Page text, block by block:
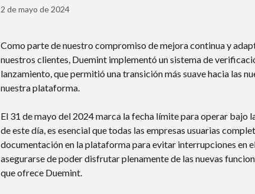
2 de mayo de 2024
Como parte de nuestro compromiso de mejora continua y
nuestros clientes, Duemint implementó un sistema de
lanzamiento, que permitió una transición más suave hacia las
nuestra plataforma.
El 31 de mayo del 2024 marca la fecha límite para operar bajo
de este día, es esencial que todas las empresas usuarias
documentación en la plataforma para evitar interrupciones en
asegurarse de poder disfrutar plenamente de las nuevas
que ofrece Duemint.